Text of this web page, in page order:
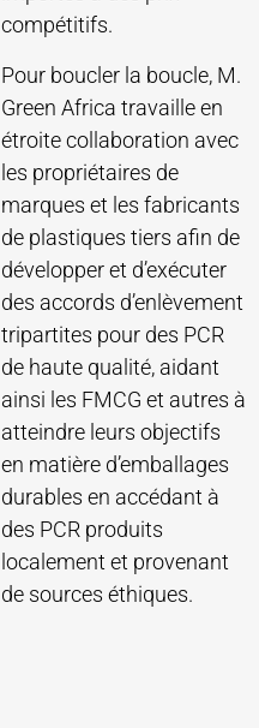
compétitifs.
Pour boucler la boucle, M.
Green Africa travaille en
étroite collaboration avec
les propriétaires de
marques et les fabricants
de plastiques tiers afin de
développer et d’exécuter
des accords d’enlèvement
tripartites pour des PCR
de haute qualité, aidant
ainsi les FMCG et autres à
atteindre leurs objectifs
en matière d’emballages
durables en accédant à
des PCR produits
localement et provenant
de sources éthiques.